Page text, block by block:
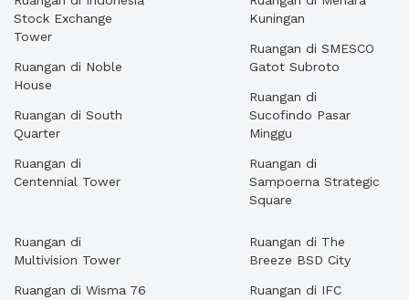
Stock Exchange
Tower
Ruangan di Noble
House
Ruangan di South
Quarter
Ruangan di
Centennial Tower
Kuningan
Ruangan di SMESCO
Gatot Subroto
Ruangan di
Sucofindo Pasar
Minggu
Ruangan di
Sampoerna Strategic
Square
Ruangan di
Multivision Tower
Ruangan di Wisma 76
Ruangan di The
Breeze BSD City
Ruangan di IFC